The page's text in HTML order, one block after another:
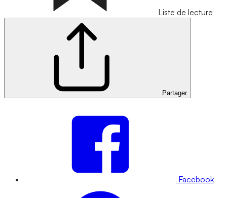
Liste de lecture
Partager
Facebook